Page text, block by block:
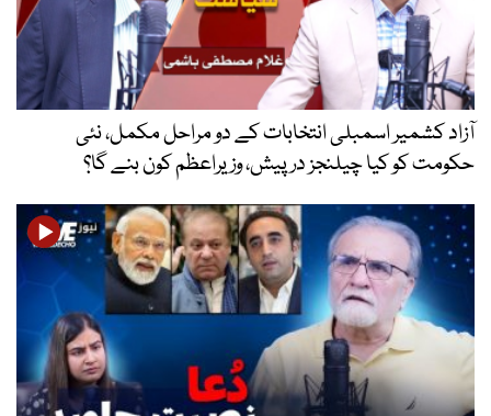
آزاد کشمیر اسمبلی انتخابات کے دو مراحل مکمل، نئی
حکومت کو کیا چیلنجز درپیش، وزیراعظم کون بنے گا؟